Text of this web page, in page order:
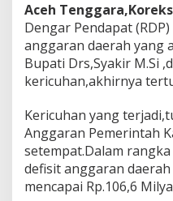
h
"
M
e
n
g
n
a
i
D
e
f
Aceh
Dengar Pendapat
anggaran daerah yang
Bupati Drs,Syakir M.Si
kericuhan,akhirnya
Kericuhan yang
Anggaran Pemerintah
setempat.Dalam
defisit anggaran
mencapai Rp.106,6